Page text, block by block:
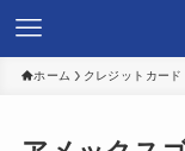
ホーム クレジットカード